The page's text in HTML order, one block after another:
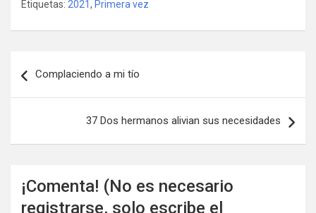
Etiquetas: 2021, Primera vez
de
Complaciendo a mi tío
37 Dos hermanos alivian sus necesidades
¡Comenta! (No es necesario
registrarse, solo escribe el